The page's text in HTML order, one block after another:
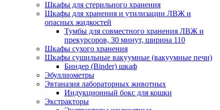
Шкафы для стерильного хранения
Шкафы для хранения и утилизации ЛВЖ и
опасных жидкостей
Тумбы для совместного хранения ЛВЖ и
прекурсоров, 30 минут, ширина 110
Шкафы сухого хранения
Шкафы сушильные вакуумные (вакуумные печи)
Биндер (Binder) шкаф
Эбуллиометры
Эвтаназия лабораторных животных
Индукционный бокс для кошки
Экстракторы